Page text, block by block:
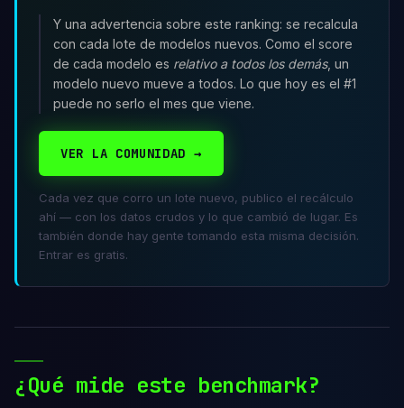
Y una advertencia sobre este ranking: se recalcula
con cada lote de modelos nuevos. Como el score
de cada modelo es relativo a todos los demás, un
modelo nuevo mueve a todos. Lo que hoy es el #1
puede no serlo el mes que viene.
VER LA COMUNIDAD →
Cada vez que corro un lote nuevo, publico el recálculo
ahí — con los datos crudos y lo que cambió de lugar. Es
también donde hay gente tomando esta misma decisión.
Entrar es gratis.
¿Qué mide este benchmark?